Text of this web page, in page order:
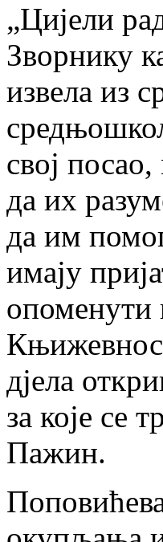
„Цијели
Зворнику
извела из
свој
да их
да им
имају
опоменути
дјела
за које се
Пажин.